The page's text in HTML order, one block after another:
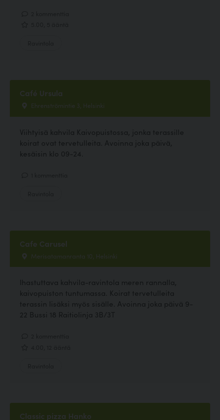
Café Ursula
Ehrenströmintie 3, Helsinki
Viihtyisä kahvila Kaivopuistossa, jonka terassille
koirat ovat tervetulleita. Avoinna joka päivä,
kesäisin klo 09-24.
Cafe Carusel
Merisatamanranta 10, Helsinki
Ihastuttava kahvila-ravintola meren rannalla,
kaivopuiston tuntumassa. Koirat tervetulleita
terassin lisäksi myös sisälle. Avoinna joka päivä 9-
22 Bussi 18 Raitiolinja 3B/3T
Classic pizza Hanko